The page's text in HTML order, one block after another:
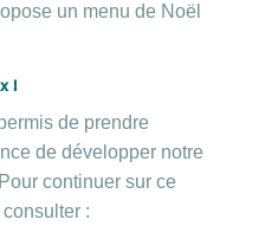
un menu de Noël
!
de prendre
de développer notre
continuer sur ce
: